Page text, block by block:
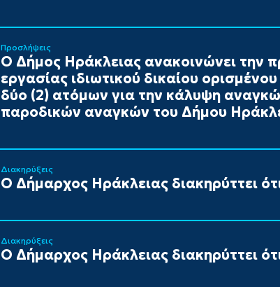
Προσλήψεις
Ο Δήμος Ηράκλειας ανακοινώνει την
εργασίας ιδιωτικού δικαίου
δύο (2) ατόμων για την κάλυψη
παροδικών αναγκών του Δήμου
Διακηρύξεις
Ο Δήμαρχος Ηράκλειας διακηρύττει
Διακηρύξεις
Ο Δήμαρχος Ηράκλειας διακηρύττει